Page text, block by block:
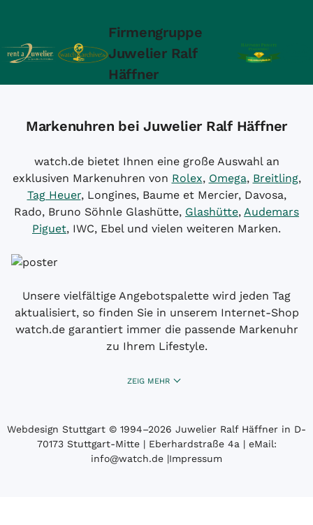
Firmengruppe
Juwelier Ralf
Häffner
Markenuhren bei Juwelier Ralf Häffner
watch.de bietet Ihnen eine große Auswahl an
exklusiven Markenuhren von Rolex, Omega, Breitling,
Tag Heuer, Longines, Baume et Mercier, Davosa,
Rado, Bruno Söhnle Glashütte, Glashütte, Audemars
Piguet, IWC, Ebel und vielen weiteren Marken.
Unsere vielfältige Angebotspalette wird jeden Tag
aktualisiert, so finden Sie in unserem Internet-Shop
watch.de garantiert immer die passende Markenuhr
zu Ihrem Lifestyle.
ZEIG MEHR
Webdesign Stuttgart © 1994­–2026 Juwelier Ralf Häffner in D-
70173 Stuttgart-Mitte | Eberhardstraße 4a | eMail:
info@watch.de |Impressum